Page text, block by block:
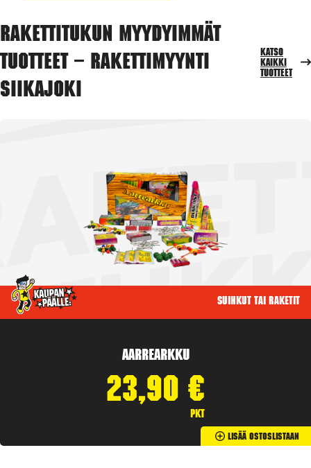
Rakettitukun myydyimmät
tuotteet – Rakettimyynti
Siikajoki
Katso
kaikki
tuotteet
Suihkut tai raketit
Aarrearkku
23,90 €
pkt
Lisää Ostoslistaan